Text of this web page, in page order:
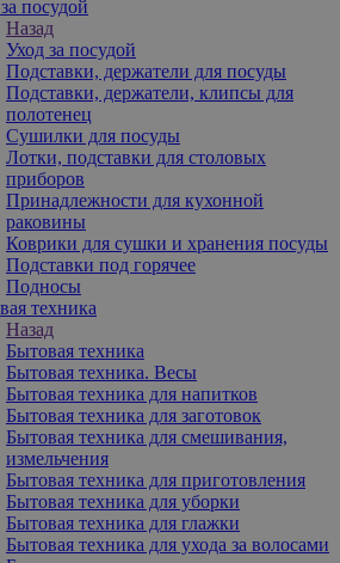
посудой
Назад
Уход за посудой
Подставки, держатели для посуды
Подставки, держатели, клипсы для
полотенец
Сушилки для посуды
Лотки, подставки для столовых
приборов
Принадлежности для кухонной
раковины
Коврики для сушки и хранения посуды
Подставки под горячее
Подносы
техника
Назад
Бытовая техника
Бытовая техника. Весы
Бытовая техника для напитков
Бытовая техника для заготовок
Бытовая техника для смешивания,
измельчения
Бытовая техника для приготовления
Бытовая техника для уборки
Бытовая техника для глажки
Бытовая техника для ухода за волосами